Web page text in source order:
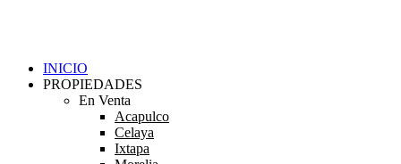
INICIO
PROPIEDADES
En Venta
Acapulco
Celaya
Ixtapa